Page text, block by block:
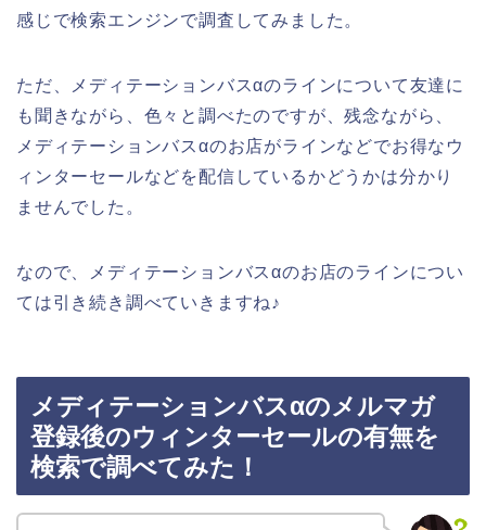
感じで検索エンジンで調査してみました。
ただ、メディテーションバスαのラインについて友達に
も聞きながら、色々と調べたのですが、残念ながら、
メディテーションバスαのお店がラインなどでお得なウ
ィンターセールなどを配信しているかどうかは分かり
ませんでした。
なので、メディテーションバスαのお店のラインについ
ては引き続き調べていきますね♪
メディテーションバスαのメルマガ
登録後のウィンターセールの有無を
検索で調べてみた！